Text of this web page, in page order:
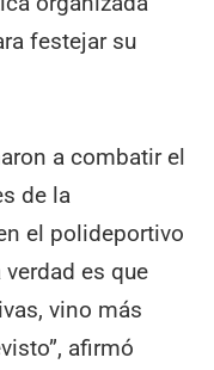
festejar su
a combatir el
de la
el polideportivo
es que
vino más
afirmó